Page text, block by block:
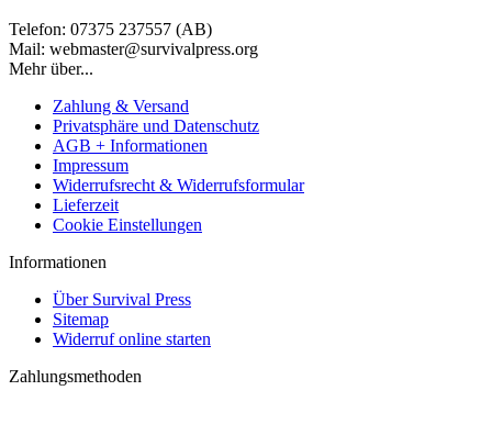
Telefon: 07375 237557 (AB)
Mail: webmaster@survivalpress.org
Mehr über...
Zahlung & Versand
Privatsphäre und Datenschutz
AGB + Informationen
Impressum
Widerrufsrecht & Widerrufsformular
Lieferzeit
Cookie Einstellungen
Informationen
Über Survival Press
Sitemap
Widerruf online starten
Zahlungsmethoden